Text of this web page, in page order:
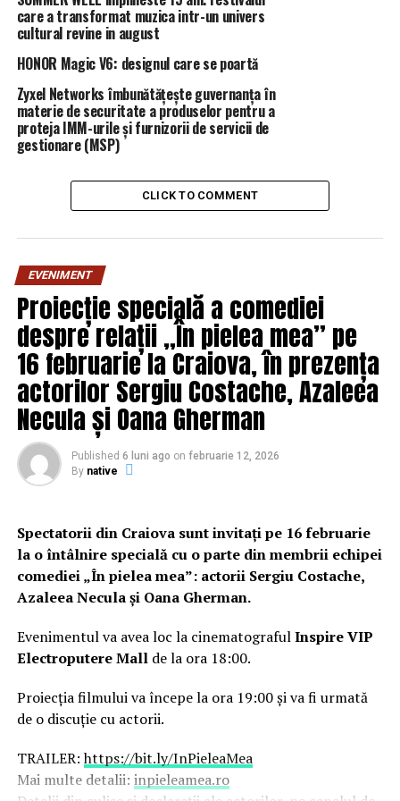
de Metrologie Legală, preţurile pentru verificarea
apometrelor variază între 15 şi 100 de lei, însă
variantele mai ieftine sunt posibile doar dacă cererea de
verificare este făcută de către asociaţia de proprietari. În
cazul ceasurilor care se pun la apartamente, în unele
cazuri este mai avatajoasă schimbarea lor, ţinând cont că
în medie acestea costă 65 lei lei/bucată.
PRIMA
Este DEZASTRU în București! Circulația este
PARALIZATĂ! | DoljAZI
DON'T MISS
Alertă pe drumurile din România! Se folosesc sute de
utilaje speciale! | DoljAZI
care a transformat muzica intr-un univers
cultural revine in august
HONOR Magic V6: designul care se poartă
Zyxel Networks îmbunătățește guvernanța în
materie de securitate a produselor pentru a
proteja IMM-urile și furnizorii de servicii de
gestionare (MSP)
CLICK TO COMMENT
EVENIMENT
Proiecție specială a comediei
despre relații „În pielea mea” pe
16 februarie la Craiova, în prezența
actorilor Sergiu Costache, Azaleea
Necula și Oana Gherman
Published 6 luni ago on februarie 12, 2026
By native
Spectatorii din Craiova sunt invitați pe 16 februarie
la o întâlnire specială cu o parte din membrii echipei
comediei „În pielea mea”: actorii Sergiu Costache,
Azaleea Necula și Oana Gherman.
Evenimentul va avea loc la cinematografulInspire VIP
Electroputere Mall de la ora 18:00.
Proiecția filmului va începe la ora 19:00 și va fi urmată
de o discuție cu actorii.
TRAILER:https://bit.ly/InPieleaMea
Mai multe detalii: inpieleamea.ro